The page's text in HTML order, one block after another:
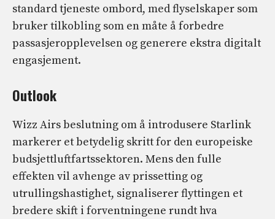
standard tjeneste ombord, med flyselskaper som
bruker tilkobling som en måte å forbedre
passasjeropplevelsen og generere ekstra digitalt
engasjement.
Outlook
Wizz Airs beslutning om å introdusere Starlink
markerer et betydelig skritt for den europeiske
budsjettluftfartssektoren. Mens den fulle
effekten vil avhenge av prissetting og
utrullingshastighet, signaliserer flyttingen et
bredere skift i forventningene rundt hva